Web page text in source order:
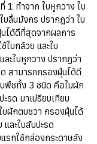
1 ทำจาก ใบหูกวาง ใบ
บลิ้นมังกร ปรากฎว่า ใบ
ได้ดีที่สุดจากผลการ
บกล้วย และใบ
ะใบหูกวาง ปรากฏว่า
สามารถกรองฝุ่นได้ดี
พืชทั้ง 3 ชนิด คือใบผัก
รด มาเปรียบเทียบ
ผักตบชวา กรองฝุ่นได้
ละใบสับปะรด
รกใช้กล่องกระดาษลัง